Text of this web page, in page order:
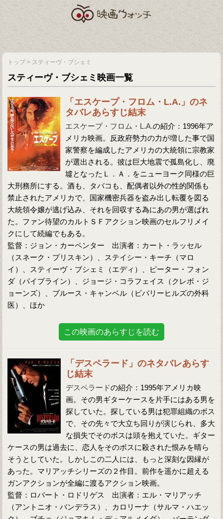
トップ > スティーヴ・ブシェミ
スティーヴ・ブシェミ映画一覧
「エスケープ・フロム・L.A.」のネ
タバレあらすじ結末
エスケープ・フロム・L.A.の紹介：1996年ア
メリカ映画。反政府勢力の力が増した事で国
家警察を編成したアメリカの大統領に宗教家
が選出される。彼は巨大地震で孤島化し、廃
墟となったＬ．Ａ．をニューヨーク同様の巨
大刑務所にする。酒も、タバコも、配偶者以外の性的関係も
禁止されたアメリカで、国家機密兵器を盗み出し転覆を図る
大統領令嬢が逃げ込み、それを回収する為にあの男が選ばれ
た。ファン待望のカルトＳＦアクション映画のセルフリメイ
クにして続編でもある。
監督：ジョン・カーペンター 出演者：カート・ラッセル
（スネーク・プリスキン）、ステイシー・キーチ（マロ
イ）、スティーヴ・ブシェミ（エディ）、ピーター・フォン
ダ（パイプライン）、ジョージ・コラフェイス（クレボ・ジ
ョーンズ）、ブルース・キャンベル（ビバリーヒルズの外科
医）、ほか
この映画のあらすじを読む
「デスペラード」のネタバレあらす
じ結末
デスペラードの紹介：1995年アメリカ映
画。その男ギターケースを片手にはある男を
探していた。探している男は犯罪組織のボス
で、その先々で大立ち回りが演じられ、多大
な損失でそのボスは頭を抱えていた。ギター
ケースの男は過去に、恋人をそのボスに殺された恨みを晴ら
そうとしていた。しかしこの二人には、もっと深刻な因縁が
あった。マリアッチシリーズの２作目。前作を遥かに超える
ガンアクションが全編に渡るアクション映画。
監督：ロバート・ロドリゲス 出演者：エル・マリアッチ
（アントニオ・バンデラス）、カロリーナ（サルマ・ハエッ